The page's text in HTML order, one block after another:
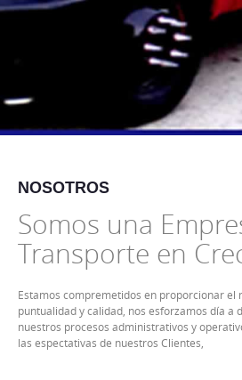
NOSOTROS
Somos una
Transporte en
Estamos compremetidos en proporcionar el
puntualidad y calidad, nos esforzamos día a
nuestros procesos administrativos y
las espectativas de nuestros Clientes,